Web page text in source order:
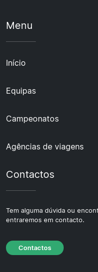
Menu
Início
Equipas
Campeonatos
Agências de viagens
Contactos
Tem alguma dúvida ou
entraremos em contacto.
Contactos